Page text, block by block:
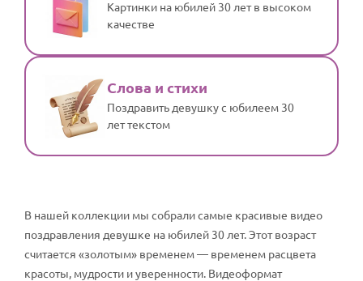
Картинки на юбилей 30 лет в высоком
качестве
Слова и стихи
Поздравить девушку с юбилеем 30
лет текстом
В нашей коллекции мы собрали самые красивые видео
поздравления девушке на юбилей 30 лет. Этот возраст
считается «золотым» временем — временем расцвета
красоты, мудрости и уверенности. Видеоформат